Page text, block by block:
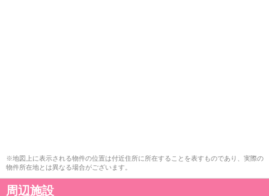
※地図上に表示される物件の位置は付近住所に所在することを表すものであり、実際の
物件所在地とは異なる場合がございます。
周辺施設